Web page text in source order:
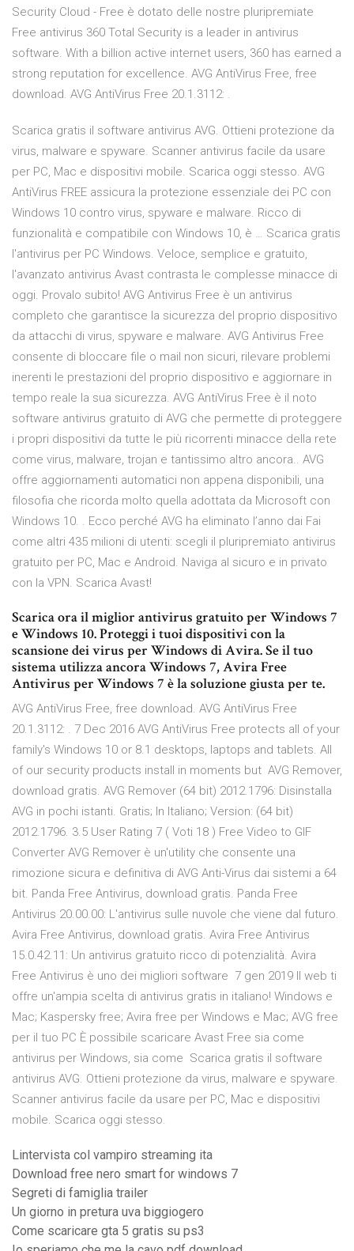
Security Cloud - Free è dotato delle nostre pluripremiate
Free antivirus 360 Total Security is a leader in antivirus
software. With a billion active internet users, 360 has earned a
strong reputation for excellence. AVG AntiVirus Free, free
download. AVG AntiVirus Free 20.1.3112: .
Scarica gratis il software antivirus AVG. Ottieni protezione da
virus, malware e spyware. Scanner antivirus facile da usare
per PC, Mac e dispositivi mobile. Scarica oggi stesso. AVG
AntiVirus FREE assicura la protezione essenziale dei PC con
Windows 10 contro virus, spyware e malware. Ricco di
funzionalità e compatibile con Windows 10, è … Scarica gratis
l'antivirus per PC Windows. Veloce, semplice e gratuito,
l'avanzato antivirus Avast contrasta le complesse minacce di
oggi. Provalo subito! AVG Antivirus Free è un antivirus
completo che garantisce la sicurezza del proprio dispositivo
da attacchi di virus, spyware e malware. AVG Antivirus Free
consente di bloccare file o mail non sicuri, rilevare problemi
inerenti le prestazioni del proprio dispositivo e aggiornare in
tempo reale la sua sicurezza. AVG AntiVirus Free è il noto
software antivirus gratuito di AVG che permette di proteggere
i propri dispositivi da tutte le più ricorrenti minacce della rete
come virus, malware, trojan e tantissimo altro ancora.. AVG
offre aggiornamenti automatici non appena disponibili, una
filosofia che ricorda molto quella adottata da Microsoft con
Windows 10. . Ecco perché AVG ha eliminato l’anno dai Fai
come altri 435 milioni di utenti: scegli il pluripremiato antivirus
gratuito per PC, Mac e Android. Naviga al sicuro e in privato
con la VPN. Scarica Avast!
Scarica ora il miglior antivirus gratuito per Windows 7
e Windows 10. Proteggi i tuoi dispositivi con la
scansione dei virus per Windows di Avira. Se il tuo
sistema utilizza ancora Windows 7, Avira Free
Antivirus per Windows 7 è la soluzione giusta per te.
AVG AntiVirus Free, free download. AVG AntiVirus Free
20.1.3112: . 7 Dec 2016 AVG AntiVirus Free protects all of your
family's Windows 10 or 8.1 desktops, laptops and tablets. All
of our security products install in moments but AVG Remover,
download gratis. AVG Remover (64 bit) 2012.1796: Disinstalla
AVG in pochi istanti. Gratis; In Italiano; Version: (64 bit)
2012.1796. 3.5 User Rating 7 ( Voti 18 ) Free Video to GIF
Converter AVG Remover è un'utility che consente una
rimozione sicura e definitiva di AVG Anti-Virus dai sistemi a 64
bit. Panda Free Antivirus, download gratis. Panda Free
Antivirus 20.00.00: L'antivirus sulle nuvole che viene dal futuro.
Avira Free Antivirus, download gratis. Avira Free Antivirus
15.0.42.11: Un antivirus gratuito ricco di potenzialità. Avira
Free Antivirus è uno dei migliori software 7 gen 2019 Il web ti
offre un'ampia scelta di antivirus gratis in italiano! Windows e
Mac; Kaspersky free; Avira free per Windows e Mac; AVG free
per il tuo PC È possibile scaricare Avast Free sia come
antivirus per Windows, sia come Scarica gratis il software
antivirus AVG. Ottieni protezione da virus, malware e spyware.
Scanner antivirus facile da usare per PC, Mac e dispositivi
mobile. Scarica oggi stesso.
Lintervista col vampiro streaming ita
Download free nero smart for windows 7
Segreti di famiglia trailer
Un giorno in pretura uva biggiogero
Come scaricare gta 5 gratis su ps3